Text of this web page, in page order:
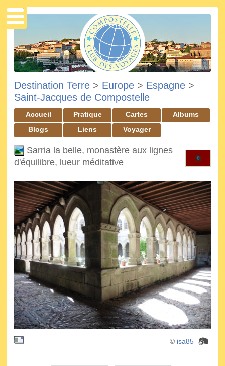
Destination Terre > Europe > Espagne >
Saint-Jacques de Compostelle
Accueil Pratique Cartes
Albums
Blogs
Liens Voyager
Sarria la belle, monastère aux lignes
d'équilibre, lueur méditative
© isa85